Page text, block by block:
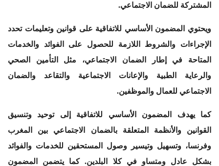
المشتركة للضمان الاجتماعي.
ويحتوي المضمون الأساسي للاتفاقية على قوانين وتعليمات تحدد
الإجراءات والشروط اللازمة للحصول على الفوائد والخدمات
المتاحة في إطار الضمان الاجتماعي، مثل التأمين الصحي
والرعاية الطبية والإعانات الاجتماعية والتقاعد والضمان
الاجتماعي للعمال والموظفين.
كما يهدف المضمون الأساسي للاتفاقية إلى توحيد وتنسيق
القوانين والأنظمة المتعلقة بالضمان الاجتماعي بين المغرب
وفرنسا، وتسهيل وتيسير وصول المستحقين للخدمات والفوائد
بشكل عادل ومتساو في كلا البلدين. كما يتضمن المضمون